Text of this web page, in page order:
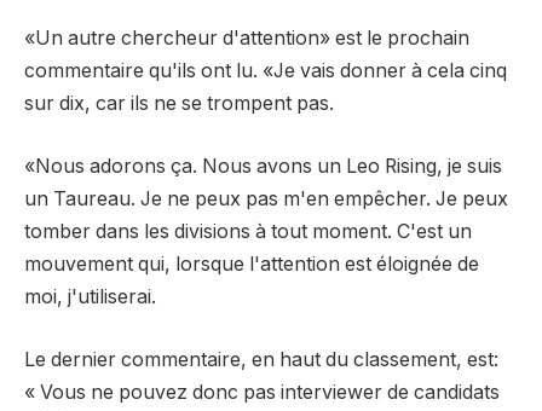
«Un autre chercheur d'attention» est le prochain
commentaire qu'ils ont lu. «Je vais donner à cela cinq
sur dix, car ils ne se trompent pas.
«Nous adorons ça. Nous avons un Leo Rising, je suis
un Taureau. Je ne peux pas m'en empêcher. Je peux
tomber dans les divisions à tout moment. C'est un
mouvement qui, lorsque l'attention est éloignée de
moi, j'utiliserai.
Le dernier commentaire, en haut du classement, est:
« Vous ne pouvez donc pas interviewer de candidats